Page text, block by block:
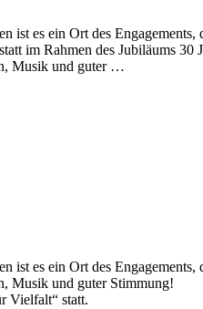
ist es ein Ort des
im Rahmen des Jubiläums 30
Musik und guter …
ist es ein Ort des
Musik und guter Stimmung!
Vielfalt“ statt.